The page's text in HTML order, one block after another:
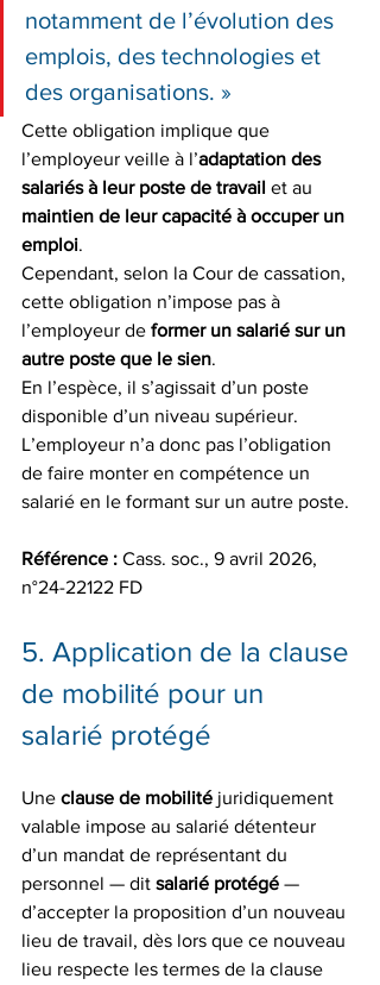
notamment de l’évolution des
emplois, des technologies et
des organisations. »
Cette obligation implique que
l’employeur veille à l’adaptation des
salariés à leur poste de travail et au
maintien de leur capacité à occuper un
emploi.
Cependant, selon la Cour de cassation,
cette obligation n’impose pas à
l’employeur de former un salarié sur un
autre poste que le sien.
En l’espèce, il s’agissait d’un poste
disponible d’un niveau supérieur.
L’employeur n’a donc pas l’obligation
de faire monter en compétence un
salarié en le formant sur un autre poste.
Référence : Cass. soc., 9 avril 2026,
n°24-22122 FD
5. Application de la clause
de mobilité pour un
salarié protégé
Une clause de mobilité juridiquement
valable impose au salarié détenteur
d’un mandat de représentant du
personnel — dit salarié protégé —
d’accepter la proposition d’un nouveau
lieu de travail, dès lors que ce nouveau
lieu respecte les termes de la clause